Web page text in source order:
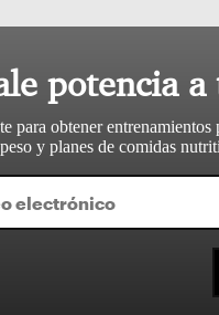
potencia
para obtener
y planes de comidas